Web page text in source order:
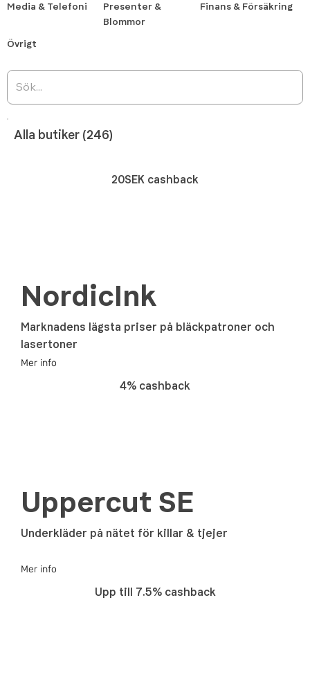
Media & Telefoni
Presenter &
Blommor
Finans & Försäkring
Övrigt
Alla butiker (246)
20SEK cashback
NordicInk
Marknadens lägsta priser på bläckpatroner och
lasertoner
Mer info
4% cashback
Uppercut SE
Underkläder på nätet för killar & tjejer
Mer info
Upp till 7.5% cashback